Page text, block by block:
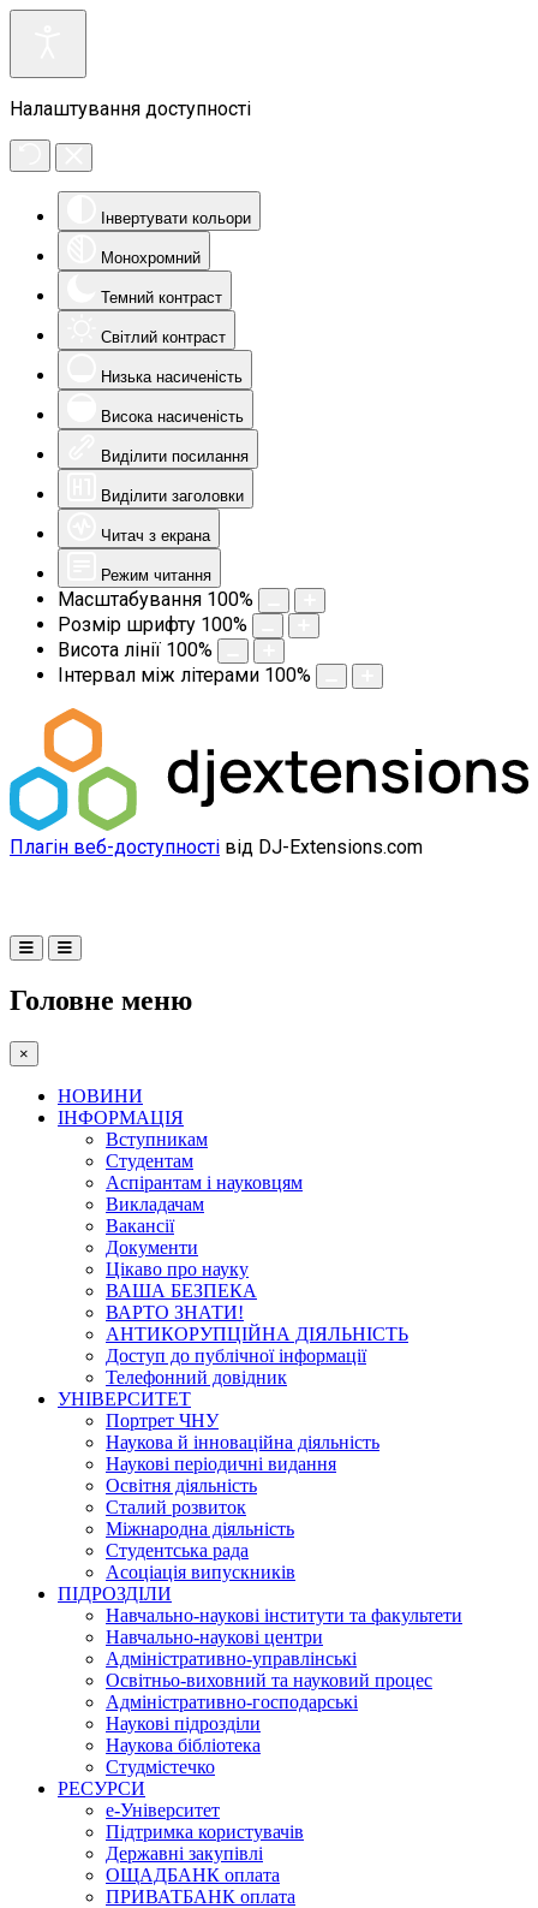
Налаштування доступності
Інвертувати кольори
Монохромний
Темний контраст
Світлий контраст
Низька насиченість
Висока насиченість
Виділити посилання
Виділити заголовки
Читач з екрана
Режим читання
Масштабування 100%
Розмір шрифту 100%
Висота лінії 100%
Інтервал між літерами 100%
Плагін веб-доступності від DJ-Extensions.com
Головне меню
×
НОВИНИ
ІНФОРМАЦІЯ
Вступникам
Студентам
Аспірантам і науковцям
Викладачам
Вакансії
Документи
Цікаво про науку
ВАША БЕЗПЕКА
ВАРТО ЗНАТИ!
АНТИКОРУПЦІЙНА ДІЯЛЬНІСТЬ
Доступ до публічної інформації
Телефонний довідник
УНІВЕРСИТЕТ
Портрет ЧНУ
Наукова й інноваційна діяльність
Наукові періодичні видання
Освітня діяльність
Сталий розвиток
Міжнародна діяльність
Студентська рада
Асоціація випускників
ПІДРОЗДІЛИ
Навчально-наукові інститути та факультети
Навчально-наукові центри
Адміністративно-управлінські
Освітньо-виховний та науковий процес
Адміністративно-господарські
Наукові підрозділи
Наукова бібліотека
Студмістечко
РЕСУРСИ
е-Університет
Підтримка користувачів
Державні закупівлі
ОЩАДБАНК оплата
ПРИВАТБАНК оплата